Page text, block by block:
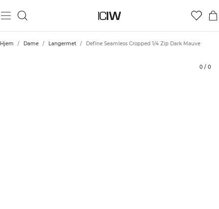
Hjem / Dame / Langermet / Define Seamless Cropped 1/4 Zip Dark Mauve
0 / 0